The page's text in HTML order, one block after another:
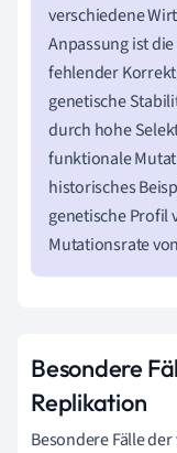
verschiedene
Anpassung ist
fehlender
genetische
durch hohe
funktionale
historisches
genetische Profil
Mutationsrate
Besondere
Replikation
Besondere Fälle